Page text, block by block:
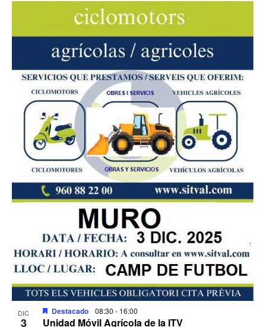
DIC
3 Unidad Móvil Agrícola de la ITV
Destacado 08:30 - 16:00